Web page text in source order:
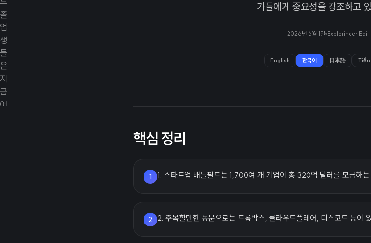
가들에게 중요성을 강조하고
2026년 6월 1일 Explorineer Edit
English 한국어 日本語
핵심 정리
1 1. 스타트업 배틀필드는 1,700여 개 기업이 총 320억 달러를 모금하
2 2. 주목할만한 동문으로는 드롭박스, 클라우드플레어, 디스코드 등이